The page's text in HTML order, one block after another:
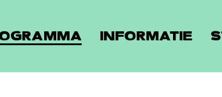
INFORMATIE